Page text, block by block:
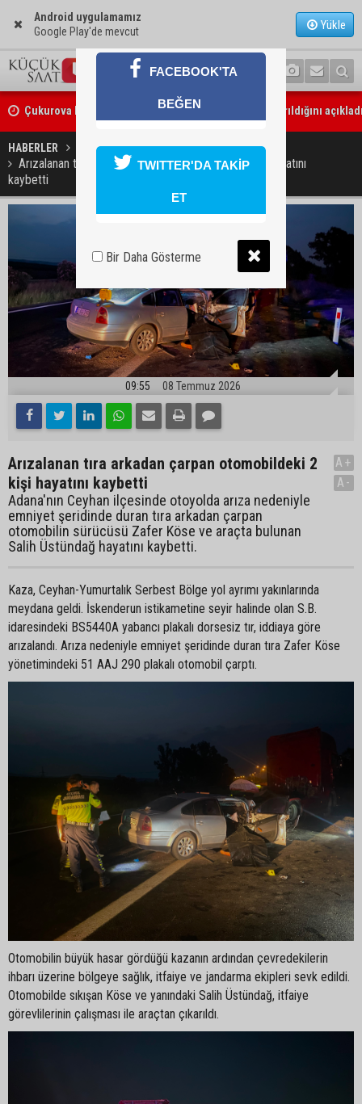
Android uygulamamız
Google Play'de mevcut
Yükle
Çukurova Belediye Başkanı Emrah Kozay CHP’den ayrıldığını
Belediye binasına girmek isteyen servisçilere biber gazlı müdahale
HABERLER GÜNDEM
Arızalanan tıra arkadan çarpan otomobildeki 2 kişi hayatını
kaybetti
09:55 08 Temmuz 2026
Arızalanan tıra arkadan çarpan otomobildeki 2
kişi hayatını kaybetti
Adana'nın Ceyhan ilçesinde otoyolda arıza nedeniyle
emniyet şeridinde duran tıra arkadan çarpan
otomobilin sürücüsü Zafer Köse ve araçta bulunan
Salih Üstündağ hayatını kaybetti.
A+
A-
Kaza, Ceyhan-Yumurtalık Serbest Bölge yol ayrımı yakınlarında
meydana geldi. İskenderun istikametine seyir halinde olan S.B.
idaresindeki BS5440A yabancı plakalı dorsesiz tır, iddiaya göre
arızalandı. Arıza nedeniyle emniyet şeridinde duran tıra Zafer Köse
yönetimindeki 51 AAJ 290 plakalı otomobil çarptı.
Otomobilin büyük hasar gördüğü kazanın ardından çevredekilerin
ihbarı üzerine bölgeye sağlık, itfaiye ve jandarma ekipleri sevk edildi.
Otomobilde sıkışan Köse ve yanındaki Salih Üstündağ, itfaiye
görevlilerinin çalışması ile araçtan çıkarıldı.
FACEBOOK'TA
BEĞEN
TWITTER'DA TAKİP
ET
Bir Daha Gösterme